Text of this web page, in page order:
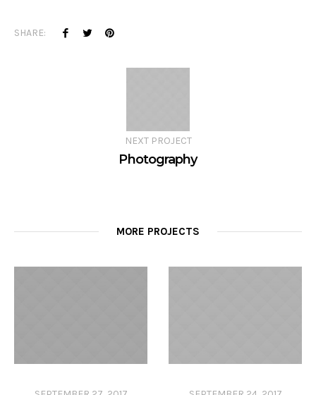
SHARE:
NEXT PROJECT
Photography
MORE PROJECTS